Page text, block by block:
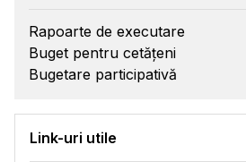
Rapoarte de executare
Buget pentru cetățeni
Bugetare participativă
Link-uri utile